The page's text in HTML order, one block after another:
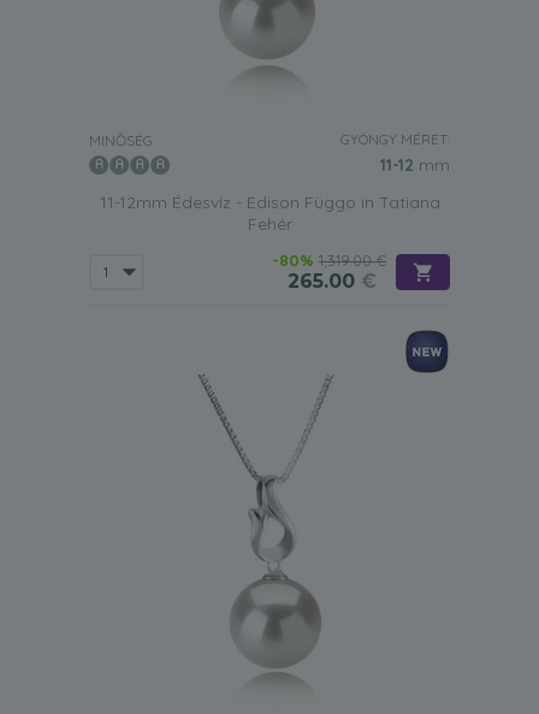
MINŐSÉG: GYÖNGY MÉRET:
11-12 mm
11-12mm Édesvíz - Edison Függo in Tatiana
Fehér
-80% 1,319.00 €
265.00 €